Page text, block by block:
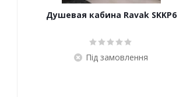
Душевая кабина Ravak SKKP6
Під замовлення